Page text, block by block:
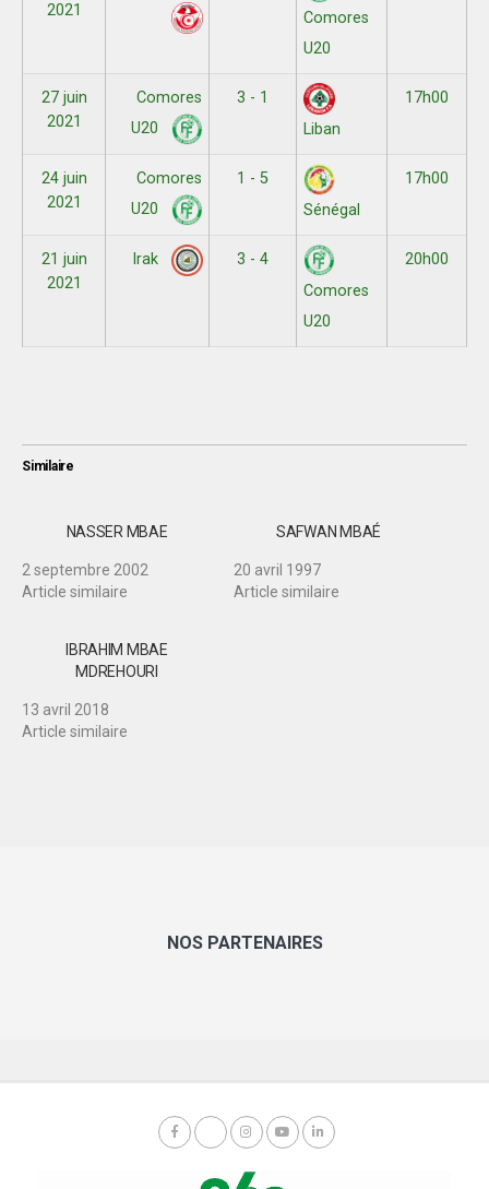
2021
Comores
U20
27 juin
2021
Comores
U20
3 - 1
Liban
17h00
24 juin
2021
Comores
U20
1 - 5
Sénégal
17h00
21 juin
2021
Irak
3 - 4
Comores
U20
20h00
Similaire
NASSER MBAE
2 septembre 2002
Article similaire
SAFWAN MBAÉ
20 avril 1997
Article similaire
IBRAHIM MBAE
MDREHOURI
13 avril 2018
Article similaire
NOS PARTENAIRES